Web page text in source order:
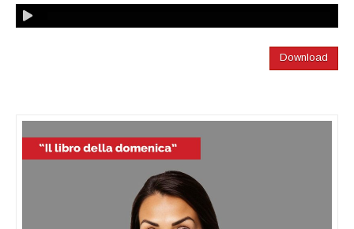
Download